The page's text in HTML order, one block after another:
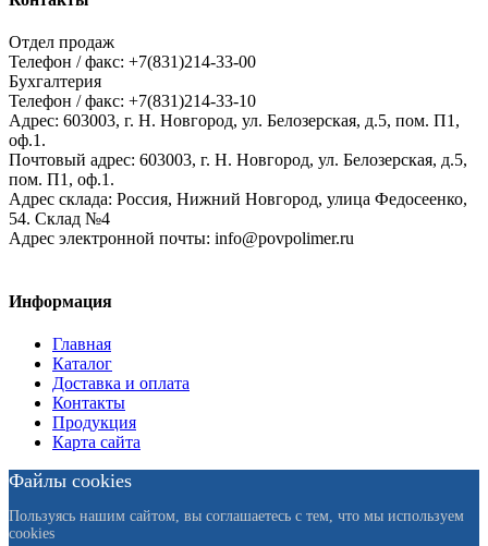
Отдел продаж
Телефон / факс: +7(831)214-33-00
Бухгалтерия
Телефон / факс: +7(831)214-33-10
Адрес: 603003, г. Н. Новгород, ул. Белозерская, д.5, пом. П1,
оф.1.
Почтовый адрес: 603003, г. Н. Новгород, ул. Белозерская, д.5,
пом. П1, оф.1.
Адрес склада: Россия, Нижний Новгород, улица Федосеенко,
54. Склад №4
Адрес электронной почты: info@povpolimer.ru
Информация
Главная
Каталог
Доставка и оплата
Контакты
Продукция
Карта сайта
Файлы cookies
Пользуясь нашим сайтом, вы соглашаетесь с тем, что мы используем
cookies